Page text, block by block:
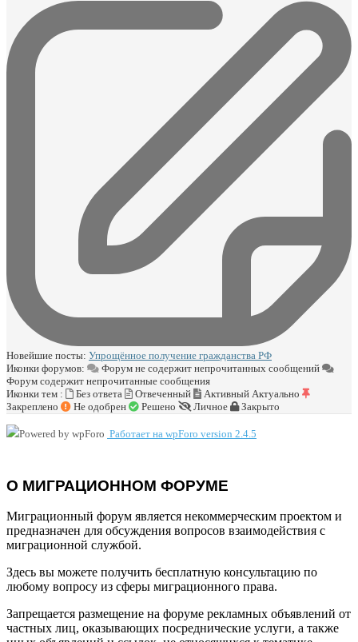
Новейшие посты: Упрощённое получение гражданства РФ
Иконки форумов:
Форум не содержит непрочитанных сообщений
Форум содержит непрочитанные сообщения
Иконки тем :
Без ответа Отвеченный Активный Актуально
Закреплено
Не одобрен Решено Личное Закрыто
Работает на wpForo version 2.4.5
О МИГРАЦИОННОМ ФОРУМЕ
Миграционный форум является некоммерческим проектом и
предназначен для обсуждения вопросов взаимодействия с
миграционной службой.
Здесь вы можете получить бесплатную консультацию по
любому вопросу из сферы миграционного права.
Запрещается размещение на форуме рекламных объявлений от
частных лиц, оказывающих посреднические услуги, а также